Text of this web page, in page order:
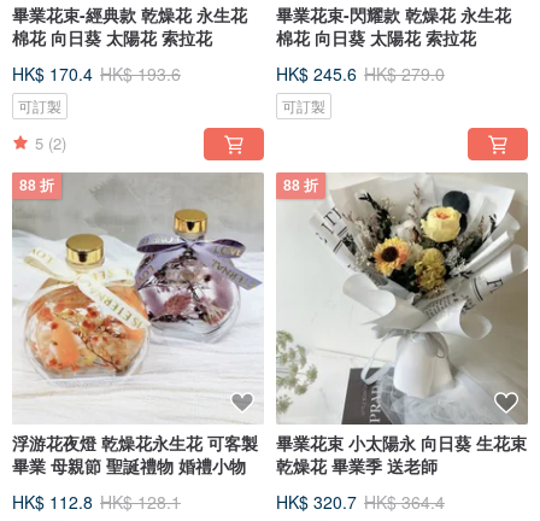
畢業花束-經典款 乾燥花 永生花
棉花 向日葵 太陽花 索拉花
HK$ 170.4 HK$ 193.6
可訂製
5 (2)
畢業花束-閃耀款 乾燥花 永生花
棉花 向日葵 太陽花 索拉花
HK$ 245.6 HK$ 279.0
可訂製
88 折
浮游花夜燈 乾燥花永生花 可客製
畢業 母親節 聖誕禮物 婚禮小物
HK$ 112.8 HK$ 128.1
88 折
畢業花束 小太陽永 向日葵 生花束
乾燥花 畢業季 送老師
HK$ 320.7 HK$ 364.4